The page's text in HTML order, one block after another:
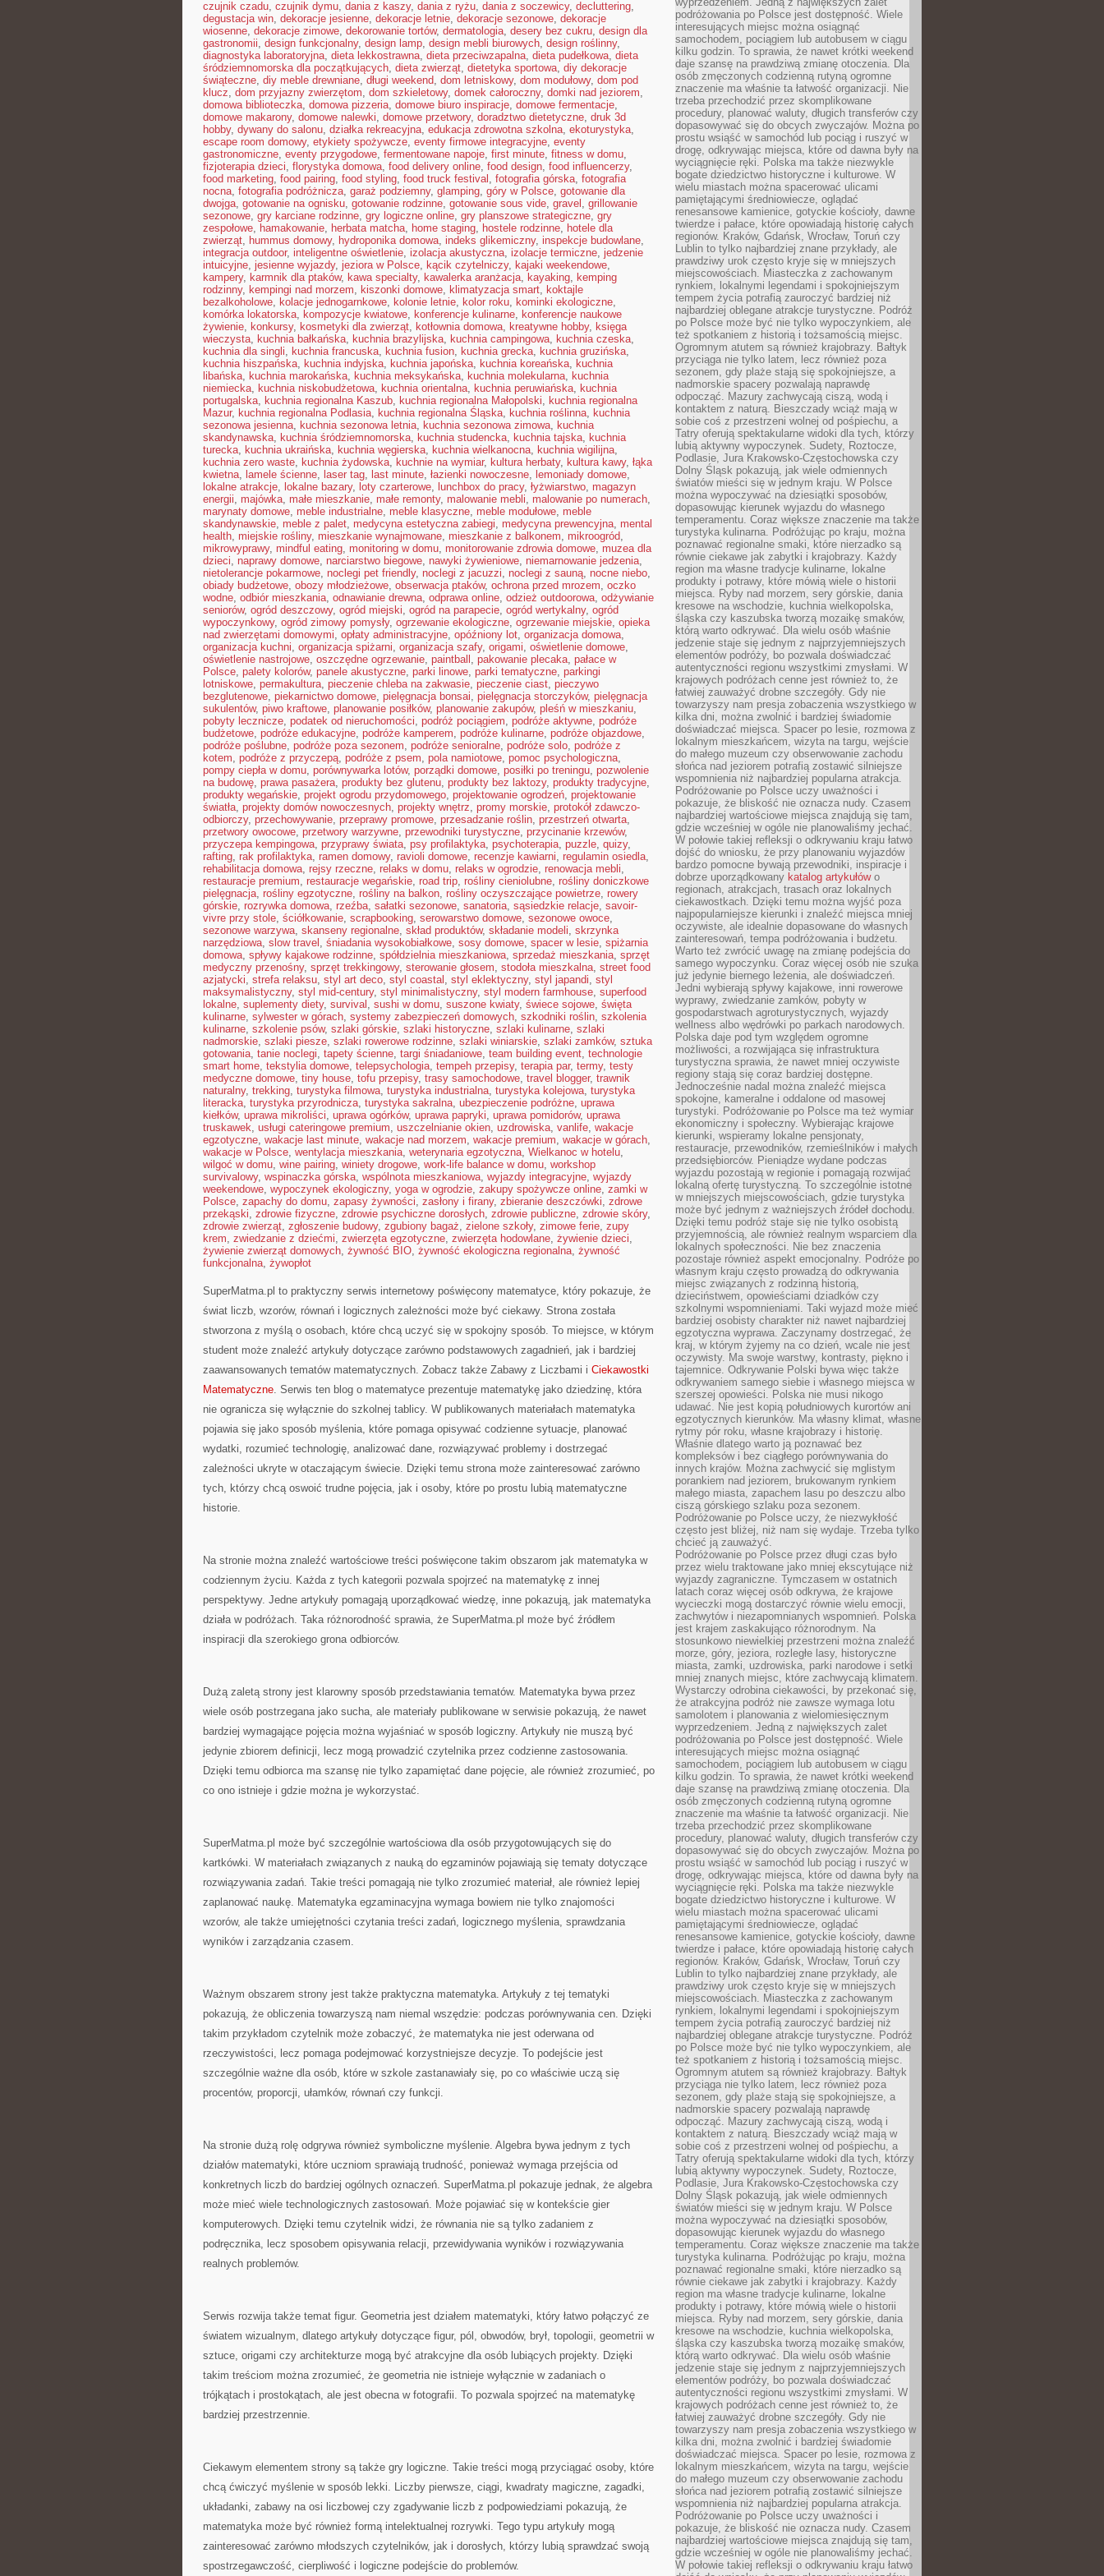
czujnik czadu, czujnik dymu, dania z kaszy, dania z ryżu, dania z soczewicy, decluttering,
degustacja win, dekoracje jesienne, dekoracje letnie, dekoracje sezonowe, dekoracje
wiosenne, dekoracje zimowe, dekorowanie tortów, dermatologia, desery bez cukru, design dla
gastronomii, design funkcjonalny, design lamp, design mebli biurowych, design roślinny,
diagnostyka laboratoryjna, dieta lekkostrawna, dieta przeciwzapalna, dieta pudełkowa, dieta
śródziemnomorska dla początkujących, dieta zwierząt, dietetyka sportowa, diy dekoracje
świąteczne, diy meble drewniane, długi weekend, dom letniskowy, dom modułowy, dom pod
klucz, dom przyjazny zwierzętom, dom szkieletowy, domek całoroczny, domki nad jeziorem,
domowa biblioteczka, domowa pizzeria, domowe biuro inspiracje, domowe fermentacje,
domowe makarony, domowe nalewki, domowe przetwory, doradztwo dietetyczne, druk 3d
hobby, dywany do salonu, działka rekreacyjna, edukacja zdrowotna szkolna, ekoturystyka,
escape room domowy, etykiety spożywcze, eventy firmowe integracyjne, eventy
gastronomiczne, eventy przygodowe, fermentowane napoje, first minute, fitness w domu,
fizjoterapia dzieci, florystyka domowa, food delivery online, food design, food influencerzy,
food marketing, food pairing, food styling, food truck festival , fotografia górska, fotografia
nocna, fotografia podróżnicza, garaż podziemny, glamping, góry w Polsce, gotowanie dla
dwojga, gotowanie na ognisku, gotowanie rodzinne, gotowanie sous vide, gravel , grillowanie
sezonowe, gry karciane rodzinne, gry logiczne online, gry planszowe strategiczne, gry
zespołowe, hamakowanie, herbata matcha, home staging, hostele rodzinne, hotele dla
zwierząt, hummus domowy, hydroponika domowa, indeks glikemiczny, inspekcje budowlane,
integracja outdoor, inteligentne oświetlenie, izolacja akustyczna, izolacje termiczne, jedzenie
intuicyjne, jesienne wyjazdy, jeziora w Polsce, kącik czytelniczy, kajaki weekendowe,
kampery, karmnik dla ptaków, kawa specialty, kawalerka aranżacja, kayaking, kemping
rodzinny, kempingi nad morzem, kiszonki domowe, klimatyzacja smart, koktajle
bezalkoholowe, kolacje jednogarnkowe, kolonie letnie, kolor roku, kominki ekologiczne,
komórka lokatorska, kompozycje kwiatowe, konferencje kulinarne, konferencje naukowe
żywienie, konkursy, kosmetyki dla zwierząt, kotłownia domowa, kreatywne hobby, księga
wieczysta, kuchnia bałkańska, kuchnia brazylijska, kuchnia campingowa, kuchnia czeska,
kuchnia dla singli, kuchnia francuska, kuchnia fusion, kuchnia grecka, kuchnia gruzińska,
kuchnia hiszpańska, kuchnia indyjska, kuchnia japońska, kuchnia koreańska, kuchnia
libańska, kuchnia marokańska, kuchnia meksykańska, kuchnia molekularna, kuchnia
niemiecka, kuchnia niskobudżetowa, kuchnia orientalna, kuchnia peruwiańska, kuchnia
portugalska, kuchnia regionalna Kaszub, kuchnia regionalna Małopolski, kuchnia regionalna
Mazur, kuchnia regionalna Podlasia, kuchnia regionalna Śląska, kuchnia roślinna, kuchnia
sezonowa jesienna, kuchnia sezonowa letnia, kuchnia sezonowa zimowa, kuchnia
skandynawska, kuchnia śródziemnomorska, kuchnia studencka, kuchnia tajska, kuchnia
turecka, kuchnia ukraińska, kuchnia węgierska, kuchnia wielkanocna, kuchnia wigilijna,
kuchnia zero waste, kuchnia żydowska, kuchnie na wymiar, kultura herbaty, kultura kawy, łąka
kwietna, lamele ścienne, laser tag, last minute, łazienki nowoczesne, lemoniady domowe,
lokalne atrakcje, lokalne bazary, loty czarterowe, lunchbox do pracy, łyżwiarstwo, magazyn
energii, majówka, małe mieszkanie, małe remonty, malowanie mebli, malowanie po numerach,
marynaty domowe, meble industrialne, meble klasyczne, meble modułowe, meble
skandynawskie, meble z palet, medycyna estetyczna zabiegi, medycyna prewencyjna, mental
health, miejskie rośliny, mieszkanie wynajmowane, mieszkanie z balkonem, mikroogród,
mikrowyprawy, mindful eating, monitoring w domu, monitorowanie zdrowia domowe, muzea dla
dzieci, naprawy domowe, narciarstwo biegowe, nawyki żywieniowe, niemarnowanie jedzenia,
nietolerancje pokarmowe, noclegi pet friendly, noclegi z jacuzzi, noclegi z sauną, nocne niebo,
obiady budżetowe, obozy młodzieżowe, obserwacja ptaków, ochrona przed mrozem, oczko
wodne, odbiór mieszkania, odnawianie drewna, odprawa online, odzież outdoorowa, odżywianie
seniorów, ogród deszczowy, ogród miejski, ogród na parapecie, ogród wertykalny, ogród
wypoczynkowy, ogród zimowy pomysły, ogrzewanie ekologiczne, ogrzewanie miejskie, opieka
nad zwierzętami domowymi, opłaty administracyjne, opóźniony lot, organizacja domowa,
organizacja kuchni, organizacja spiżarni, organizacja szafy, origami, oświetlenie domowe,
oświetlenie nastrojowe, oszczędne ogrzewanie, paintball , pakowanie plecaka, pałace w
Polsce, palety kolorów, panele akustyczne, parki linowe, parki tematyczne, parkingi
lotniskowe, permakultura, pieczenie chleba na zakwasie, pieczenie ciast, pieczywo
bezglutenowe, piekarnictwo domowe, pielęgnacja bonsai, pielęgnacja storczyków, pielęgnacja
sukulentów, piwo kraftowe, planowanie posiłków, planowanie zakupów, pleśń w mieszkaniu,
pobyty lecznicze, podatek od nieruchomości, podróż pociągiem, podróże aktywne, podróże
budżetowe, podróże edukacyjne, podróże kamperem, podróże kulinarne, podróże objazdowe,
podróże poślubne, podróże poza sezonem, podróże senioralne, podróże solo, podróże z
kotem, podróże z przyczepą, podróże z psem, pola namiotowe, pomoc psychologiczna,
pompy ciepła w domu, porównywarka lotów, porządki domowe, posiłki po treningu, pozwolenie
na budowę, prawa pasażera, produkty bez glutenu, produkty bez laktozy, produkty tradycyjne,
produkty wegańskie, projekt ogrodu przydomowego, projektowanie ogrodzeń, projektowanie
światła, projekty domów nowoczesnych, projekty wnętrz, promy morskie, protokół zdawczo-
odbiorczy, przechowywanie, przeprawy promowe, przesadzanie roślin, przestrzeń otwarta,
przetwory owocowe, przetwory warzywne, przewodniki turystyczne, przycinanie krzewów,
przyczepa kempingowa, przyprawy świata, psy profilaktyka, psychoterapia, puzzle, quizy,
rafting, rak profilaktyka, ramen domowy, ravioli domowe, recenzje kawiarni, regulamin osiedla,
rehabilitacja domowa, rejsy rzeczne, relaks w domu, relaks w ogrodzie, renowacja mebli,
restauracje premium, restauracje wegańskie, road trip, rośliny cieniolubne, rośliny doniczkowe
pielęgnacja, rośliny egzotyczne, rośliny na balkon, rośliny oczyszczające powietrze, rowery
górskie, rozrywka domowa, rzeźba, sałatki sezonowe, sanatoria, sąsiedzkie relacje, savoir-
vivre przy stole, ściółkowanie, scrapbooking, serowarstwo domowe, sezonowe owoce,
sezonowe warzywa, skanseny regionalne, skład produktów, składanie modeli, skrzynka
narzędziowa, slow travel , śniadania wysokobiałkowe, sosy domowe, spacer w lesie, spiżarnia
domowa, spływy kajakowe rodzinne, spółdzielnia mieszkaniowa, sprzedaż mieszkania, sprzęt
medyczny przenośny, sprzęt trekkingowy, sterowanie głosem, stodoła mieszkalna, street food
azjatycki, strefa relaksu, styl art deco, styl coastal , styl eklektyczny, styl japandi, styl
maksymalistyczny, styl mid-century, styl minimalistyczny, styl modern farmhouse, superfood
lokalne, suplementy diety, survival , sushi w domu, suszone kwiaty, świece sojowe, święta
kulinarne, sylwester w górach, systemy zabezpieczeń domowych, szkodniki roślin, szkolenia
kulinarne, szkolenie psów, szlaki górskie, szlaki historyczne, szlaki kulinarne, szlaki
nadmorskie, szlaki piesze, szlaki rowerowe rodzinne, szlaki winiarskie, szlaki zamków, sztuka
gotowania, tanie noclegi, tapety ścienne, targi śniadaniowe, team building event, technologie
smart home, tekstylia domowe, telepsychologia, tempeh przepisy, terapia par, termy, testy
medyczne domowe, tiny house, tofu przepisy, trasy samochodowe, travel blogger, trawnik
naturalny, trekking, turystyka filmowa, turystyka industrialna, turystyka kolejowa, turystyka
literacka, turystyka przyrodnicza, turystyka sakralna, ubezpieczenie podróżne, uprawa
kiełków, uprawa mikroliści, uprawa ogórków, uprawa papryki, uprawa pomidorów, uprawa
truskawek, usługi cateringowe premium, uszczelnianie okien, uzdrowiska, vanlife, wakacje
egzotyczne, wakacje last minute, wakacje nad morzem, wakacje premium, wakacje w górach,
wakacje w Polsce, wentylacja mieszkania, weterynaria egzotyczna, Wielkanoc w hotelu,
wilgoć w domu, wine pairing, winiety drogowe, work-life balance w domu, workshop
survivalowy, wspinaczka górska, wspólnota mieszkaniowa, wyjazdy integracyjne, wyjazdy
weekendowe, wypoczynek ekologiczny, yoga w ogrodzie, zakupy spożywcze online, zamki w
Polsce, zapachy do domu, zapasy żywności, zasłony i firany, zbieranie deszczówki, zdrowe
przekąski, zdrowie fizyczne, zdrowie psychiczne dorosłych, zdrowie publiczne, zdrowie skóry,
zdrowie zwierząt, zgłoszenie budowy, zgubiony bagaż, zielone szkoły, zimowe ferie, zupy
krem, zwiedzanie z dziećmi, zwierzęta egzotyczne, zwierzęta hodowlane, żywienie dzieci,
żywienie zwierząt domowych, żywność BIO, żywność ekologiczna regionalna, żywność
funkcjonalna, żywopłot
SuperMatma.pl to praktyczny serwis internetowy poświęcony matematyce, który pokazuje, że
świat liczb, wzorów, równań i logicznych zależności może być ciekawy. Strona została
stworzona z myślą o osobach, które chcą uczyć się w spokojny sposób. To miejsce, w którym
student może znaleźć artykuły dotyczące zarówno podstawowych zagadnień, jak i bardziej
zaawansowanych tematów matematycznych. Zobacz także Zabawy z Liczbami i Ciekawostki
Matematyczne. Serwis ten blog o matematyce prezentuje matematykę jako dziedzinę, która
nie ogranicza się wyłącznie do szkolnej tablicy. W publikowanych materiałach matematyka
pojawia się jako sposób myślenia, które pomaga opisywać codzienne sytuacje, planować
wydatki, rozumieć technologię, analizować dane, rozwiązywać problemy i dostrzegać
zależności ukryte w otaczającym świecie. Dzięki temu strona może zainteresować zarówno
tych, którzy chcą oswoić trudne pojęcia, jak i osoby, które po prostu lubią matematyczne
historie.
Na stronie można znaleźć wartościowe treści poświęcone takim obszarom jak matematyka w
codziennym życiu. Każda z tych kategorii pozwala spojrzeć na matematykę z innej
perspektywy. Jedne artykuły pomagają uporządkować wiedzę, inne pokazują, jak matematyka
działa w podróżach. Taka różnorodność sprawia, że SuperMatma.pl może być źródłem
inspiracji dla szerokiego grona odbiorców.
Dużą zaletą strony jest klarowny sposób przedstawiania tematów. Matematyka bywa przez
wiele osób postrzegana jako sucha, ale materiały publikowane w serwisie pokazują, że nawet
bardziej wymagające pojęcia można wyjaśniać w sposób logiczny. Artykuły nie muszą być
jedynie zbiorem definicji, lecz mogą prowadzić czytelnika przez codzienne zastosowania.
Dzięki temu odbiorca ma szansę nie tylko zapamiętać dane pojęcie, ale również zrozumieć, po
co ono istnieje i gdzie można je wykorzystać.
SuperMatma.pl może być szczególnie wartościowa dla osób przygotowujących się do
kartkówki. W materiałach związanych z nauką do egzaminów pojawiają się tematy dotyczące
rozwiązywania zadań. Takie treści pomagają nie tylko zrozumieć materiał, ale również lepiej
zaplanować naukę. Matematyka egzaminacyjna wymaga bowiem nie tylko znajomości
wzorów, ale także umiejętności czytania treści zadań, logicznego myślenia, sprawdzania
wyników i zarządzania czasem.
Ważnym obszarem strony jest także praktyczna matematyka. Artykuły z tej tematyki
pokazują, że obliczenia towarzyszą nam niemal wszędzie: podczas porównywania cen. Dzięki
takim przykładom czytelnik może zobaczyć, że matematyka nie jest oderwana od
rzeczywistości, lecz pomaga podejmować korzystniejsze decyzje. To podejście jest
szczególnie ważne dla osób, które w szkole zastanawiały się, po co właściwie uczą się
procentów, proporcji, ułamków, równań czy funkcji.
Na stronie dużą rolę odgrywa również symboliczne myślenie. Algebra bywa jednym z tych
działów matematyki, które uczniom sprawiają trudność, ponieważ wymaga przejścia od
konkretnych liczb do bardziej ogólnych oznaczeń. SuperMatma.pl pokazuje jednak, że algebra
może mieć wiele technologicznych zastosowań. Może pojawiać się w kontekście gier
komputerowych. Dzięki temu czytelnik widzi, że równania nie są tylko zadaniem z
podręcznika, lecz sposobem opisywania relacji, przewidywania wyników i rozwiązywania
realnych problemów.
Serwis rozwija także temat figur. Geometria jest działem matematyki, który łatwo połączyć ze
światem wizualnym, dlatego artykuły dotyczące figur, pól, obwodów, brył, topologii, geometrii w
sztuce, origami czy architekturze mogą być atrakcyjne dla osób lubiących projekty. Dzięki
takim treściom można zrozumieć, że geometria nie istnieje wyłącznie w zadaniach o
trójkątach i prostokątach, ale jest obecna w fotografii. To pozwala spojrzeć na matematykę
bardziej przestrzennie.
Ciekawym elementem strony są także gry logiczne. Takie treści mogą przyciągać osoby, które
chcą ćwiczyć myślenie w sposób lekki. Liczby pierwsze, ciągi, kwadraty magiczne, zagadki,
układanki, zabawy na osi liczbowej czy zgadywanie liczb z podpowiedziami pokazują, że
matematyka może być również formą intelektualnej rozrywki. Tego typu artykuły mogą
zainteresować zarówno młodszych czytelników, jak i dorosłych, którzy lubią sprawdzać swoją
spostrzegawczość, cierpliwość i logiczne podejście do problemów.
podróżowania po Polsce jest dostępność. Wiele
interesujących miejsc można osiągnąć
samochodem, pociągiem lub autobusem w ciągu
kilku godzin. To sprawia, że nawet krótki weekend
daje szansę na prawdziwą zmianę otoczenia. Dla
osób zmęczonych codzienną rutyną ogromne
znaczenie ma właśnie ta łatwość organizacji. Nie
trzeba przechodzić przez skomplikowane
procedury, planować waluty, długich transferów czy
dopasowywać się do obcych zwyczajów. Można po
prostu wsiąść w samochód lub pociąg i ruszyć w
drogę, odkrywając miejsca, które od dawna były na
wyciągnięcie ręki. Polska ma także niezwykle
bogate dziedzictwo historyczne i kulturowe. W
wielu miastach można spacerować ulicami
pamiętającymi średniowiecze, oglądać
renesansowe kamienice, gotyckie kościoły, dawne
twierdze i pałace, które opowiadają historię całych
regionów. Kraków, Gdańsk, Wrocław, Toruń czy
Lublin to tylko najbardziej znane przykłady, ale
prawdziwy urok często kryje się w mniejszych
miejscowościach. Miasteczka z zachowanym
rynkiem, lokalnymi legendami i spokojniejszym
tempem życia potrafią zauroczyć bardziej niż
najbardziej oblegane atrakcje turystyczne. Podróż
po Polsce może być nie tylko wypoczynkiem, ale
też spotkaniem z historią i tożsamością miejsc.
Ogromnym atutem są również krajobrazy. Bałtyk
przyciąga nie tylko latem, lecz również poza
sezonem, gdy plaże stają się spokojniejsze, a
nadmorskie spacery pozwalają naprawdę
odpocząć. Mazury zachwycają ciszą, wodą i
kontaktem z naturą. Bieszczady wciąż mają w
sobie coś z przestrzeni wolnej od pośpiechu, a
Tatry oferują spektakularne widoki dla tych, którzy
lubią aktywny wypoczynek. Sudety, Roztocze,
Podlasie, Jura Krakowsko-Częstochowska czy
Dolny Śląsk pokazują, jak wiele odmiennych
światów mieści się w jednym kraju. W Polsce
można wypoczywać na dziesiątki sposobów,
dopasowując kierunek wyjazdu do własnego
temperamentu. Coraz większe znaczenie ma także
turystyka kulinarna. Podróżując po kraju, można
poznawać regionalne smaki, które nierzadko są
równie ciekawe jak zabytki i krajobrazy. Każdy
region ma własne tradycje kulinarne, lokalne
produkty i potrawy, które mówią wiele o historii
miejsca. Ryby nad morzem, sery górskie, dania
kresowe na wschodzie, kuchnia wielkopolska,
śląska czy kaszubska tworzą mozaikę smaków,
którą warto odkrywać. Dla wielu osób właśnie
jedzenie staje się jednym z najprzyjemniejszych
elementów podróży, bo pozwala doświadczać
autentyczności regionu wszystkimi zmysłami. W
krajowych podróżach cenne jest również to, że
łatwiej zauważyć drobne szczegóły. Gdy nie
towarzyszy nam presja zobaczenia wszystkiego w
kilka dni, można zwolnić i bardziej świadomie
doświadczać miejsca. Spacer po lesie, rozmowa z
lokalnym mieszkańcem, wizyta na targu, wejście
do małego muzeum czy obserwowanie zachodu
słońca nad jeziorem potrafią zostawić silniejsze
wspomnienia niż najbardziej popularna atrakcja.
Podróżowanie po Polsce uczy uważności i
pokazuje, że bliskość nie oznacza nudy. Czasem
najbardziej wartościowe miejsca znajdują się tam,
gdzie wcześniej w ogóle nie planowaliśmy jechać.
W połowie takiej refleksji o odkrywaniu kraju łatwo
dojść do wniosku, że przy planowaniu wyjazdów
bardzo pomocne bywają przewodniki, inspiracje i
dobrze uporządkowany katalog artykułówo
regionach, atrakcjach, trasach oraz lokalnych
ciekawostkach. Dzięki temu można wyjść poza
najpopularniejsze kierunki i znaleźć miejsca mniej
oczywiste, ale idealnie dopasowane do własnych
zainteresowań, tempa podróżowania i budżetu.
Warto też zwrócić uwagę na zmianę podejścia do
samego wypoczynku. Coraz więcej osób nie szuka
już jedynie biernego leżenia, ale doświadczeń.
Jedni wybierają spływy kajakowe, inni rowerowe
wyprawy, zwiedzanie zamków, pobyty w
gospodarstwach agroturystycznych, wyjazdy
wellness albo wędrówki po parkach narodowych.
Polska daje pod tym względem ogromne
możliwości, a rozwijająca się infrastruktura
turystyczna sprawia, że nawet mniej oczywiste
regiony stają się coraz bardziej dostępne.
Jednocześnie nadal można znaleźć miejsca
spokojne, kameralne i oddalone od masowej
turystyki. Podróżowanie po Polsce ma też wymiar
ekonomiczny i społeczny. Wybierając krajowe
kierunki, wspieramy lokalne pensjonaty,
restauracje, przewodników, rzemieślników i małych
przedsiębiorców. Pieniądze wydane podczas
wyjazdu pozostają w regionie i pomagają rozwijać
lokalną ofertę turystyczną. To szczególnie istotne
w mniejszych miejscowościach, gdzie turystyka
może być jednym z ważniejszych źródeł dochodu.
Dzięki temu podróż staje się nie tylko osobistą
przyjemnością, ale również realnym wsparciem dla
lokalnych społeczności. Nie bez znaczenia
pozostaje również aspekt emocjonalny. Podróże po
własnym kraju często prowadzą do odkrywania
miejsc związanych z rodzinną historią,
dzieciństwem, opowieściami dziadków czy
szkolnymi wspomnieniami. Taki wyjazd może mieć
bardziej osobisty charakter niż nawet najbardziej
egzotyczna wyprawa. Zaczynamy dostrzegać, że
kraj, w którym żyjemy na co dzień, wcale nie jest
oczywisty. Ma swoje warstwy, kontrasty, piękno i
tajemnice. Odkrywanie Polski bywa więc także
odkrywaniem samego siebie i własnego miejsca w
szerszej opowieści. Polska nie musi nikogo
udawać. Nie jest kopią południowych kurortów ani
egzotycznych kierunków. Ma własny klimat, własne
rytmy pór roku, własne krajobrazy i historię.
Właśnie dlatego warto ją poznawać bez
kompleksów i bez ciągłego porównywania do
innych krajów. Można zachwycić się mglistym
porankiem nad jeziorem, brukowanym rynkiem
małego miasta, zapachem lasu po deszczu albo
ciszą górskiego szlaku poza sezonem.
Podróżowanie po Polsce uczy, że niezwykłość
często jest bliżej, niż nam się wydaje. Trzeba tylko
chcieć ją zauważyć.
Podróżowanie po Polsce przez długi czas było
przez wielu traktowane jako mniej ekscytujące niż
wyjazdy zagraniczne. Tymczasem w ostatnich
latach coraz więcej osób odkrywa, że krajowe
wycieczki mogą dostarczyć równie wielu emocji,
zachwytów i niezapomnianych wspomnień. Polska
jest krajem zaskakująco różnorodnym. Na
stosunkowo niewielkiej przestrzeni można znaleźć
morze, góry, jeziora, rozległe lasy, historyczne
miasta, zamki, uzdrowiska, parki narodowe i setki
mniej znanych miejsc, które zachwycają klimatem.
Wystarczy odrobina ciekawości, by przekonać się,
że atrakcyjna podróż nie zawsze wymaga lotu
samolotem i planowania z wielomiesięcznym
wyprzedzeniem. Jedną z największych zalet
podróżowania po Polsce jest dostępność. Wiele
interesujących miejsc można osiągnąć
samochodem, pociągiem lub autobusem w ciągu
kilku godzin. To sprawia, że nawet krótki weekend
daje szansę na prawdziwą zmianę otoczenia. Dla
osób zmęczonych codzienną rutyną ogromne
znaczenie ma właśnie ta łatwość organizacji. Nie
trzeba przechodzić przez skomplikowane
procedury, planować waluty, długich transferów czy
dopasowywać się do obcych zwyczajów. Można po
prostu wsiąść w samochód lub pociąg i ruszyć w
drogę, odkrywając miejsca, które od dawna były na
wyciągnięcie ręki. Polska ma także niezwykle
bogate dziedzictwo historyczne i kulturowe. W
wielu miastach można spacerować ulicami
pamiętającymi średniowiecze, oglądać
renesansowe kamienice, gotyckie kościoły, dawne
twierdze i pałace, które opowiadają historię całych
regionów. Kraków, Gdańsk, Wrocław, Toruń czy
Lublin to tylko najbardziej znane przykłady, ale
prawdziwy urok często kryje się w mniejszych
miejscowościach. Miasteczka z zachowanym
rynkiem, lokalnymi legendami i spokojniejszym
tempem życia potrafią zauroczyć bardziej niż
najbardziej oblegane atrakcje turystyczne. Podróż
po Polsce może być nie tylko wypoczynkiem, ale
też spotkaniem z historią i tożsamością miejsc.
Ogromnym atutem są również krajobrazy. Bałtyk
przyciąga nie tylko latem, lecz również poza
sezonem, gdy plaże stają się spokojniejsze, a
nadmorskie spacery pozwalają naprawdę
odpocząć. Mazury zachwycają ciszą, wodą i
kontaktem z naturą. Bieszczady wciąż mają w
sobie coś z przestrzeni wolnej od pośpiechu, a
Tatry oferują spektakularne widoki dla tych, którzy
lubią aktywny wypoczynek. Sudety, Roztocze,
Podlasie, Jura Krakowsko-Częstochowska czy
Dolny Śląsk pokazują, jak wiele odmiennych
światów mieści się w jednym kraju. W Polsce
można wypoczywać na dziesiątki sposobów,
dopasowując kierunek wyjazdu do własnego
temperamentu. Coraz większe znaczenie ma także
turystyka kulinarna. Podróżując po kraju, można
poznawać regionalne smaki, które nierzadko są
równie ciekawe jak zabytki i krajobrazy. Każdy
region ma własne tradycje kulinarne, lokalne
produkty i potrawy, które mówią wiele o historii
miejsca. Ryby nad morzem, sery górskie, dania
kresowe na wschodzie, kuchnia wielkopolska,
śląska czy kaszubska tworzą mozaikę smaków,
którą warto odkrywać. Dla wielu osób właśnie
jedzenie staje się jednym z najprzyjemniejszych
elementów podróży, bo pozwala doświadczać
autentyczności regionu wszystkimi zmysłami. W
krajowych podróżach cenne jest również to, że
łatwiej zauważyć drobne szczegóły. Gdy nie
towarzyszy nam presja zobaczenia wszystkiego w
kilka dni, można zwolnić i bardziej świadomie
doświadczać miejsca. Spacer po lesie, rozmowa z
lokalnym mieszkańcem, wizyta na targu, wejście
do małego muzeum czy obserwowanie zachodu
słońca nad jeziorem potrafią zostawić silniejsze
wspomnienia niż najbardziej popularna atrakcja.
Podróżowanie po Polsce uczy uważności i
pokazuje, że bliskość nie oznacza nudy. Czasem
najbardziej wartościowe miejsca znajdują się tam,
gdzie wcześniej w ogóle nie planowaliśmy jechać.
W połowie takiej refleksji o odkrywaniu kraju łatwo